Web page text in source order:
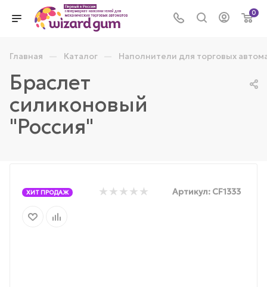
0
Главная — Каталог — Наполнители для торговых
Браслет
силиконовый
"Россия"
ХИТ ПРОДАЖ Артикул: CF1333